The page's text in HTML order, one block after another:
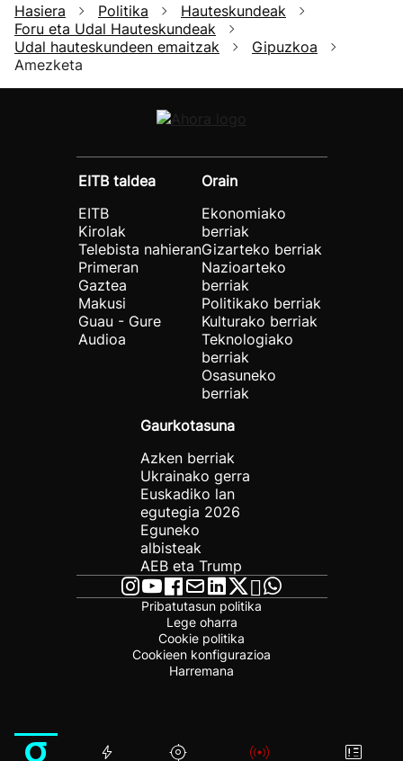
Hasiera Politika
Hauteskundeak
Foru eta Udal Hauteskundeak
Udal hauteskundeen emaitzak
Gipuzkoa
Amezketa
EITB taldea
EITB
Kirolak
Telebista nahieran
Primeran
Gaztea
Makusi
Guau - Gure
Audioa
Orain
Ekonomiako
berriak
Gizarteko berriak
Nazioarteko
berriak
Politikako berriak
Kulturako berriak
Teknologiako
berriak
Osasuneko
berriak
Gaurkotasuna
Azken berriak
Ukrainako gerra
Euskadiko lan
egutegia 2026
Eguneko
albisteak
AEB eta Trump
Pribatutasun politika
Lege oharra
Cookie politika
Cookieen konfigurazioa
Harremana